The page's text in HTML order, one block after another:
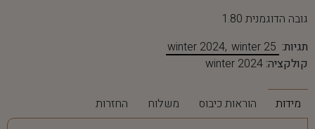
גובה הדוגמנית 1.80
תגיות:
winter 2024 winter 25
קולקציה: winter 2024
מידות הוראות כיבוס משלוח החזרות